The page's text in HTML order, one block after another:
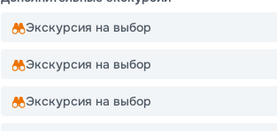
Экскурсия на выбор
Экскурсия на выбор
Экскурсия на выбор